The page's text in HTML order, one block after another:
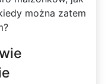
można zatem